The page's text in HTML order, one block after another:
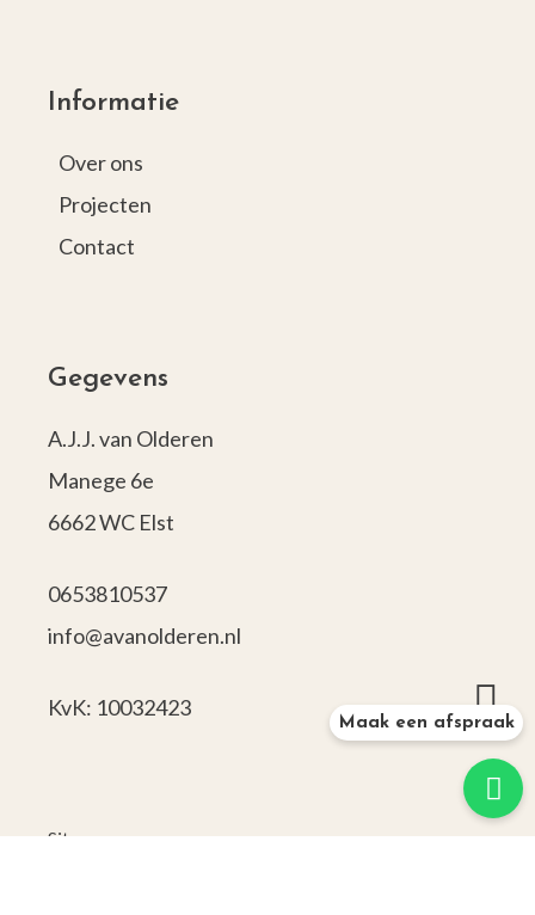
Informatie
Over ons
Projecten
Contact
Gegevens
A.J.J. van Olderen
Manege 6e
6662 WC Elst
0653810537
info@avanolderen.nl
KvK: 10032423
Sitemap
Maak een afspraak